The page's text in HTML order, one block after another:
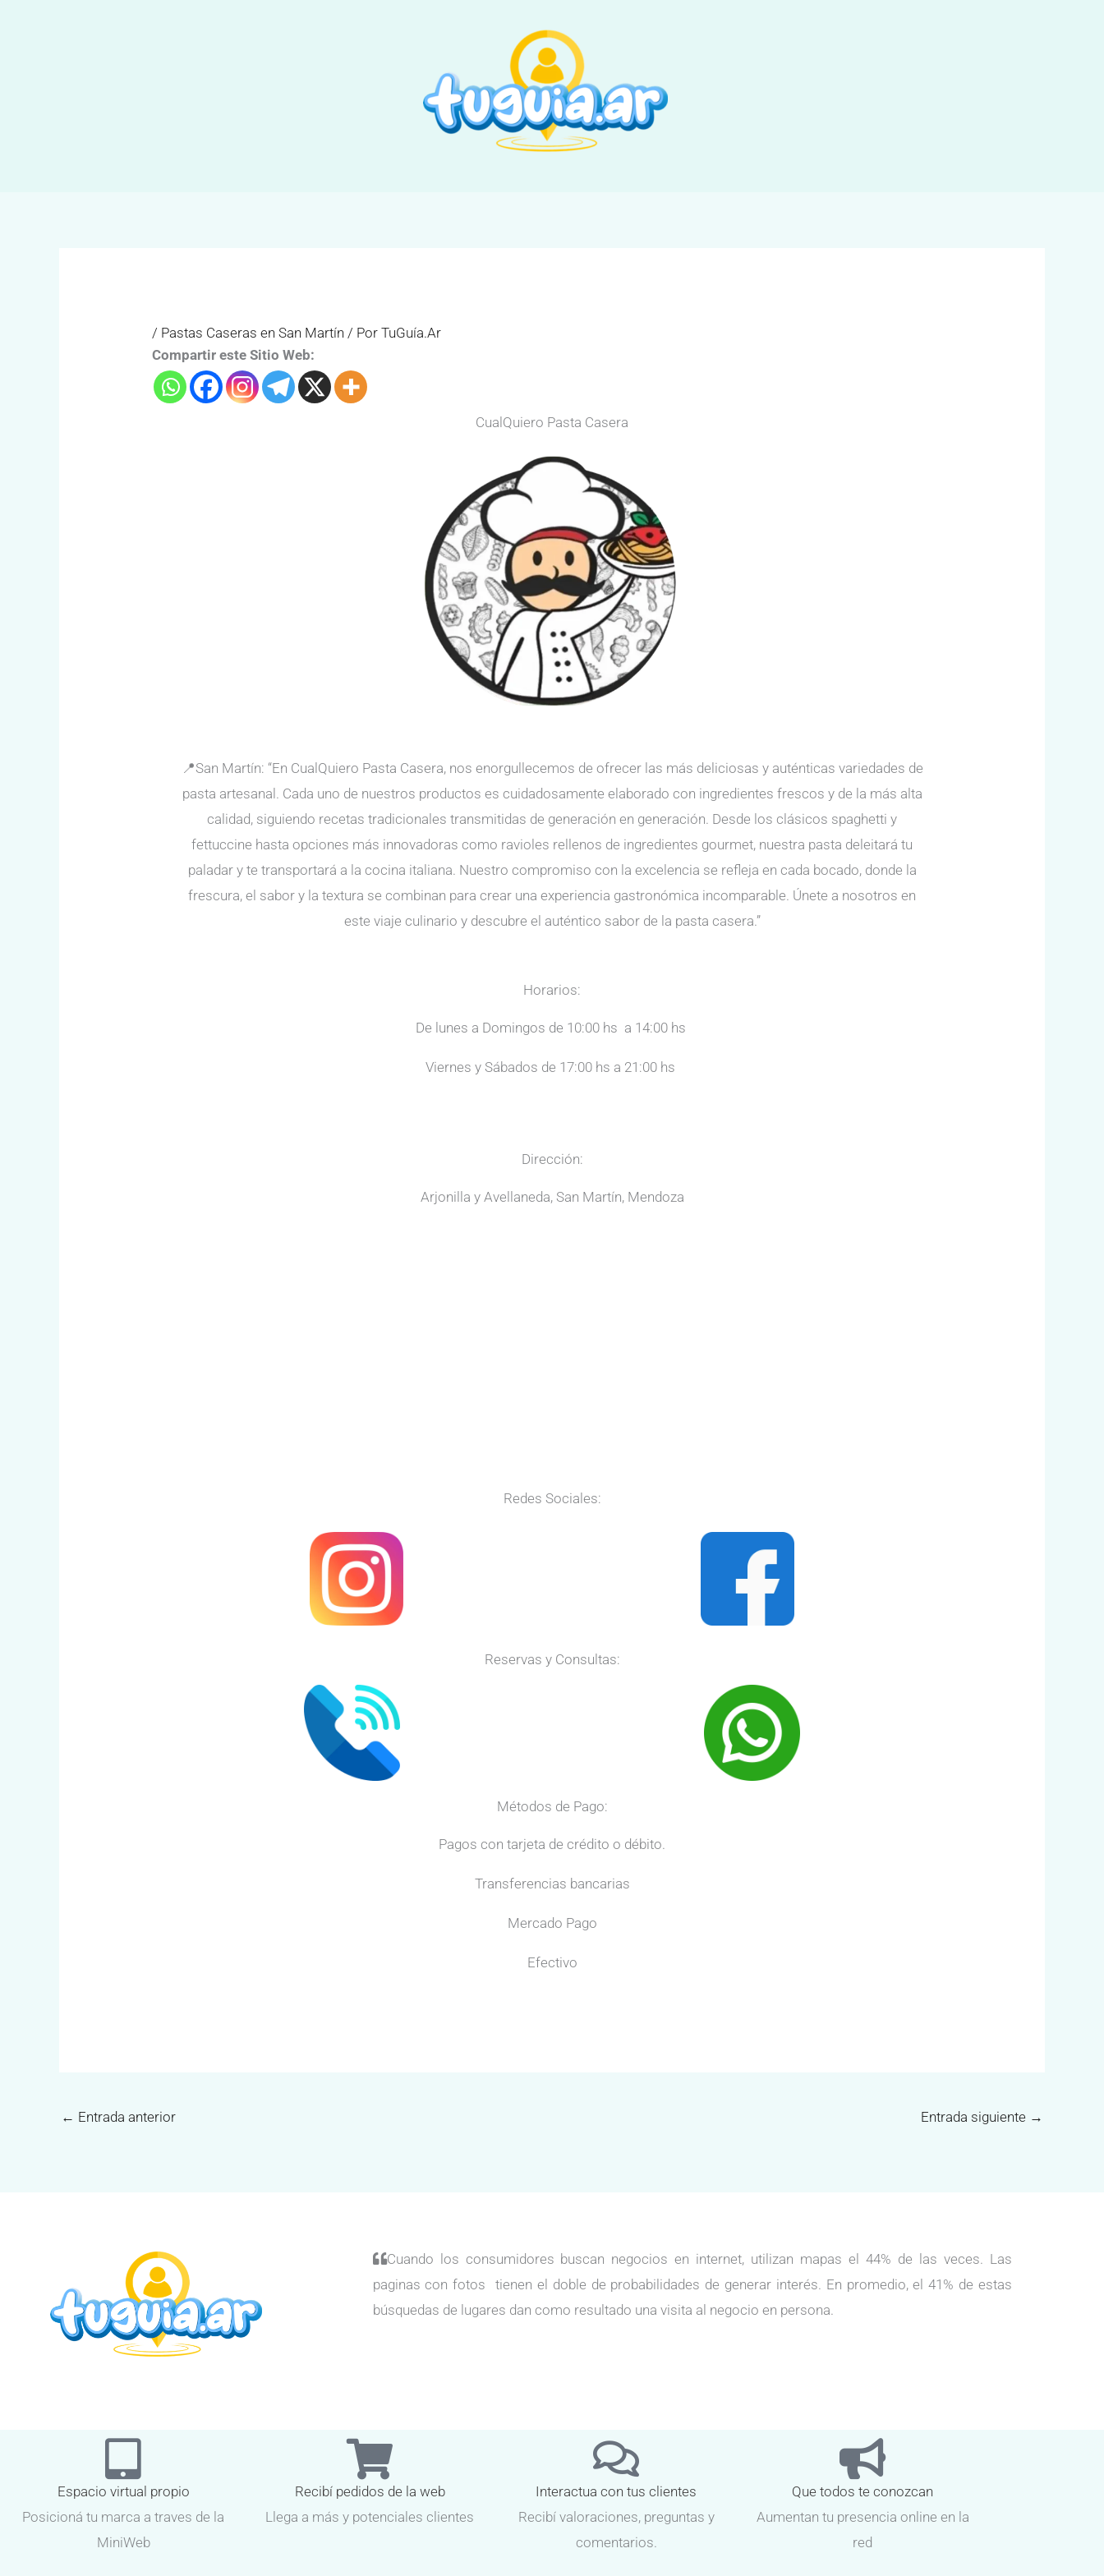
/ Pastas Caseras en San Martín / PorTuGuía.Ar
Compartir este Sitio Web:
CualQuiero Pasta Casera
📍San Martín: “En CualQuiero Pasta Casera, nos enorgullecemos de ofrecer las más deliciosas y auténticas variedades de
pasta artesanal. Cada uno de nuestros productos es cuidadosamente elaborado con ingredientes frescos y de la más alta
calidad, siguiendo recetas tradicionales transmitidas de generación en generación. Desde los clásicos spaghetti y
fettuccine hasta opciones más innovadoras como ravioles rellenos de ingredientes gourmet, nuestra pasta deleitará tu
paladar y te transportará a la cocina italiana. Nuestro compromiso con la excelencia se refleja en cada bocado, donde la
frescura, el sabor y la textura se combinan para crear una experiencia gastronómica incomparable. Únete a nosotros en
este viaje culinario y descubre el auténtico sabor de la pasta casera.”
Horarios:
De lunes a Domingos de 10:00 hs a 14:00 hs
Viernes y Sábados de 17:00 hs a 21:00 hs
Dirección:
Arjonilla y Avellaneda, San Martín, Mendoza
Redes Sociales:
Reservas y Consultas:
Métodos de Pago:
Pagos con tarjeta de crédito o débito.
Transferencias bancarias
Mercado Pago
Efectivo
← Entrada anterior Entrada siguiente →
Cuando los consumidores buscan negocios en internet, utilizan mapas el 44% de las veces. Las
paginas con fotos tienen el doble de probabilidades de generar interés. En promedio, el 41% de estas
búsquedas de lugares dan como resultado una visita al negocio en persona.
Espacio virtual propio
Posicioná tu marca a traves de la
MiniWeb
Recibí pedidos de la web
Llega a más y potenciales clientes
Interactua con tus clientes
Recibí valoraciones, preguntas y
comentarios.
Que todos te conozcan
Aumentan tu presencia online en la
red